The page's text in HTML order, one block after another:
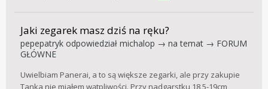
Jaki zegarek masz dziś na ręku?
pepepatryk odpowiedział michalop → na temat → FORUM
GŁÓWNE
Uwielbiam Panerai, a to są większe zegarki, ale przy zakupie
Tanka nie miałem wątpliwości. Przy nadgarstku 18,5-19cm